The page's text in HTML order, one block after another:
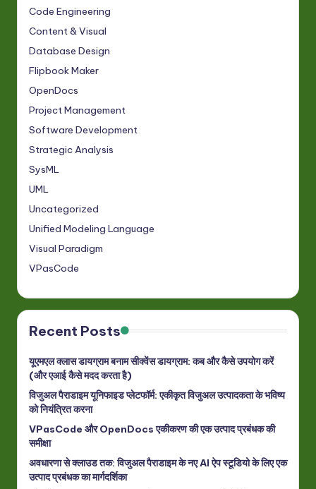
Code Engineering
Content & Visual
Database Design
Flipbook Maker
OpenDocs
Project Management
Software Development
Strategic Analysis
SysML
UML
Uncategorized
Unified Modeling Language
Visual Paradigm
VPasCode
Recent Posts
यूएमएल क्लास डायग्राम बनाम सीक्वेंस डायग्राम: कब और कैसे उपयोग करें
(और एआई कैसे मदद करता है)
विजुअल पैराडाइम यूनिफाइड प्लेटफॉर्म: एकीकृत विजुअल उत्पादकता के भविष्य
को नियंत्रित करना
VPasCode और OpenDocs एकीकरण की एक उत्पाद प्रबंधक की
समीक्षा
अवधारणा से क्लाउड तक: विजुअल पैराडाइम के नए AI ऐप स्टूडियो के लिए एक
उत्पाद प्रबंधक का मार्गदर्शिका